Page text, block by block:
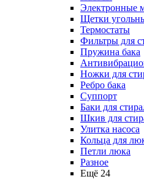
Электронные
Щетки
Термостаты
Фильтры для
Пружина бака
Ножки для
Ребро бака
Суппорт
Баки для
Шкив для
Улитка насоса
Кольца для
Петли люка
Разное
Ещё 24